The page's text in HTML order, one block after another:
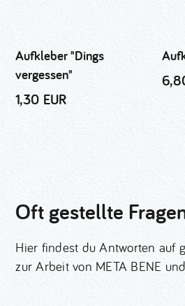
Aufkleber "Dings
vergessen"
1,30 EUR
Oft gestellte
Hier findest du Antworten auf
zur Arbeit von META BENE